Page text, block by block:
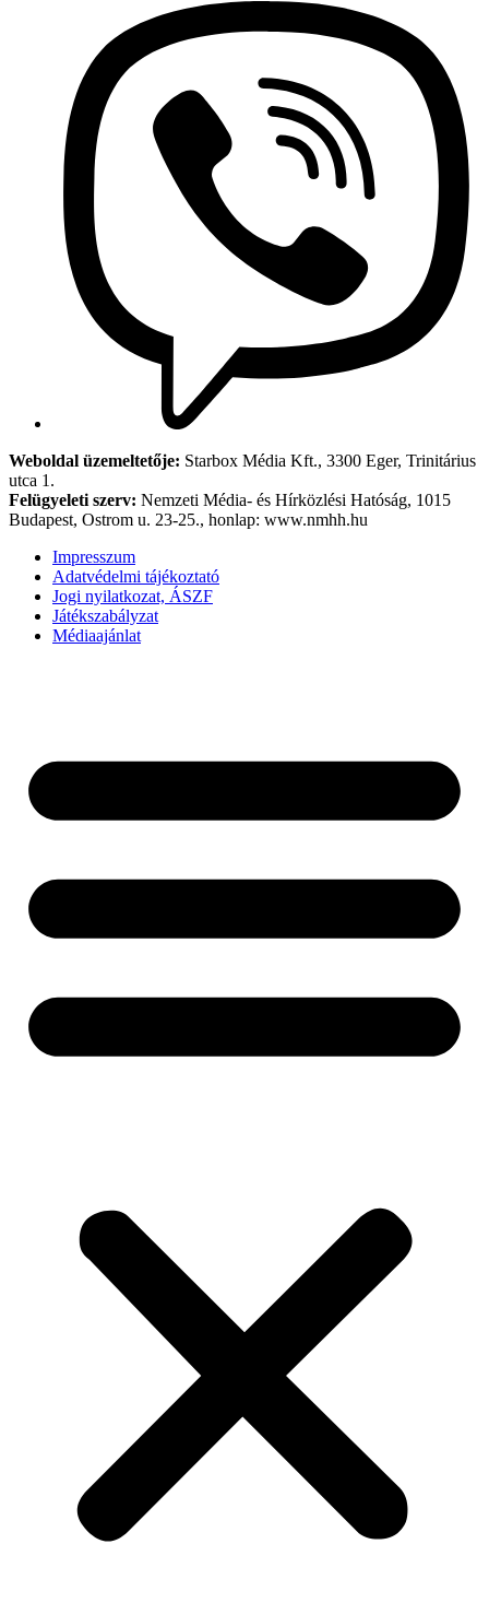
Weboldal üzemeltetője: Starbox Média Kft., 3300 Eger, Trinitárius
utca 1.
Felügyeleti szerv: Nemzeti Média- és Hírközlési Hatóság, 1015
Budapest, Ostrom u. 23-25., honlap: www.nmhh.hu
Impresszum
Adatvédelmi tájékoztató
Jogi nyilatkozat, ÁSZF
Játékszabályzat
Médiaajánlat